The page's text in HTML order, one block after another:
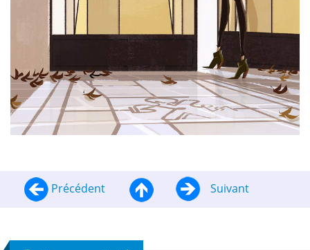
Précédent Suivant